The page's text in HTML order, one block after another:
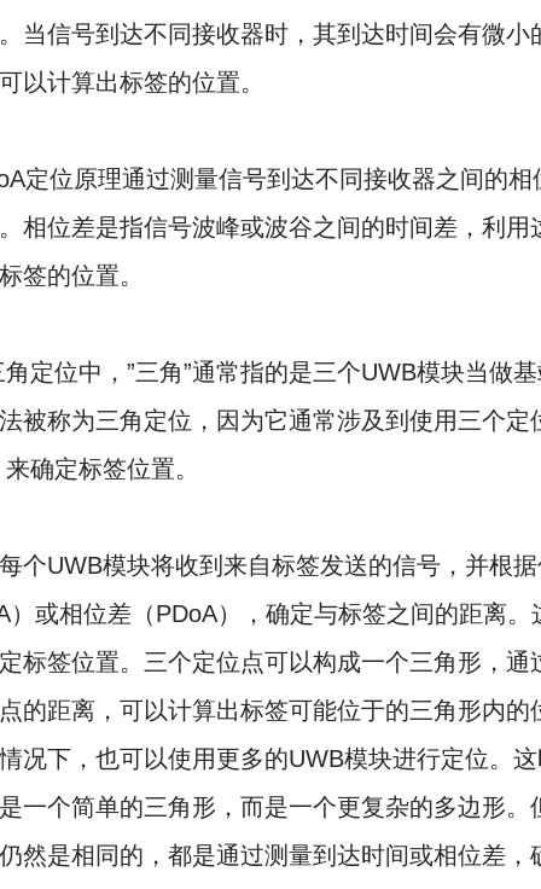
当信号到达不同接收器时，其到达时间会有微小
以计算出标签的位置。
定位原理通过测量信号到达不同接收器之间的相
相位差是指信号波峰或波谷之间的时间差，利用
签的位置。
定位中，”三角”通常指的是三个UWB模块当做
被称为三角定位，因为它通常涉及到使用三个定
确定标签位置。
个UWB模块将收到来自标签发送的信号，并根
）或相位差（PDoA），确定与标签之间的距离。
标签位置。三个定位点可以构成一个三角形，通
的距离，可以计算出标签可能位于的三角形内的
况下，也可以使用更多的UWB模块进行定位。
一个简单的三角形，而是一个更复杂的多边形。
然是相同的，都是通过测量到达时间或相位差，